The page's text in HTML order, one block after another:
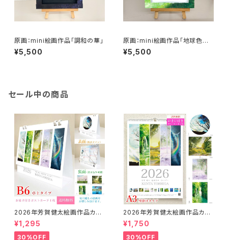
原画：mini絵画作品「調和の華」
¥5,500
原画：mini絵画作品「地球色～
きみどりな世界〜」
¥5,500
セール中の商品
2026年芳賀健太絵画作品カレ
ンダー（卓上タイプB6）※おまけ
のポストカード付き
¥1,295
30%OFF
2026年芳賀健太絵画作品カレ
ンダー（壁掛けA3）※おまけの
ポストカード付き
¥1,750
30%OFF